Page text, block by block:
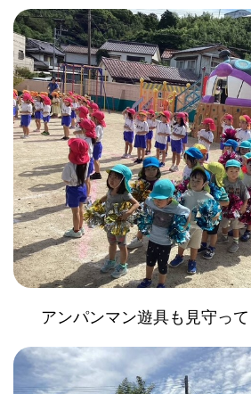
アンパンマン遊具も見守っ